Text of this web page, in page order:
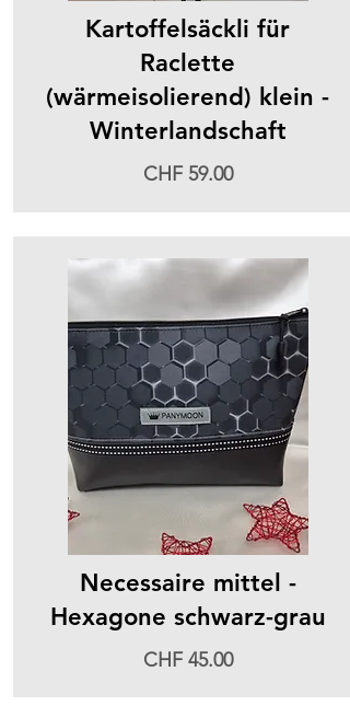
Kartoffelsäckli für
Raclette
(wärmeisolierend) klein -
Winterlandschaft
CHF 59.00
Necessaire mittel -
Hexagone schwarz-grau
CHF 45.00